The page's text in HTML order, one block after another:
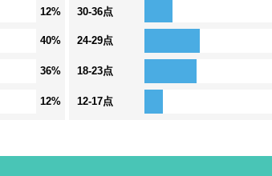
12%
40%
36%
12%
30-36点
24-29点
18-23点
12-17点